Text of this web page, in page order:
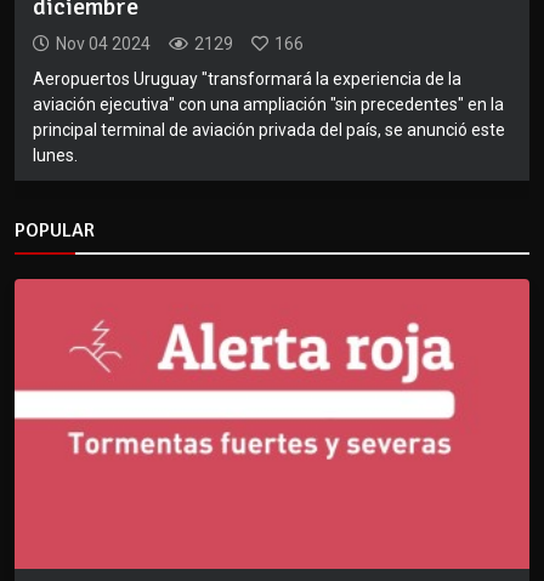
diciembre
Nov 04 2024 2129
166
Aeropuertos Uruguay "transformará la experiencia de la
aviación ejecutiva" con una ampliación "sin precedentes" en la
principal terminal de aviación privada del país, se anunció este
lunes.
POPULAR